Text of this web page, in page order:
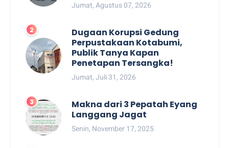
Jumat, Agustus 07, 2026
Dugaan Korupsi Gedung
Perpustakaan Kotabumi,
Publik Tanya Kapan
Penetapan Tersangka!
Jumat, Juli 31, 2026
Makna dari 3 Pepatah Eyang
Langgang Jagat
Senin, November 17, 2025